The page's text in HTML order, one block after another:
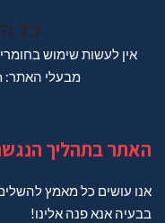
כל
אין לעשות שימוש
מבעלי האתר: avihai.zoomat@gmail.com
האתר בתהליך
אנו עושים כל מאמץ
בבעיה אנא פנה אלינו!